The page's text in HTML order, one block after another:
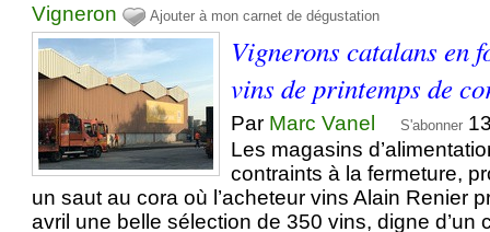
Vigneron
Ajouter à mon carnet de dégustation
Vignerons catalans en
vins de printemps de
Par Marc Vanel S'abonner
Les magasins
contraints à la fermeture,
un saut au cora où l’acheteur vins Alain Renier
avril une belle sélection de 350 vins, digne